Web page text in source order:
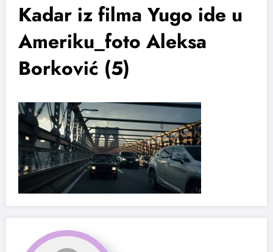
Kadar iz filma Yugo ide u
Ameriku_foto Aleksa
Borković (5)